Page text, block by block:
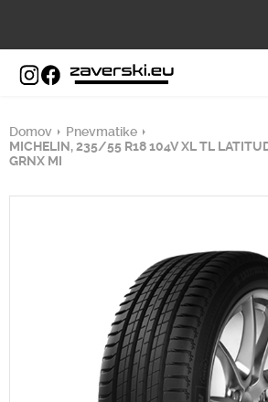
Domov
Pnevmatike
MICHELIN, 235/55 R18 104V XL TL
GRNX MI